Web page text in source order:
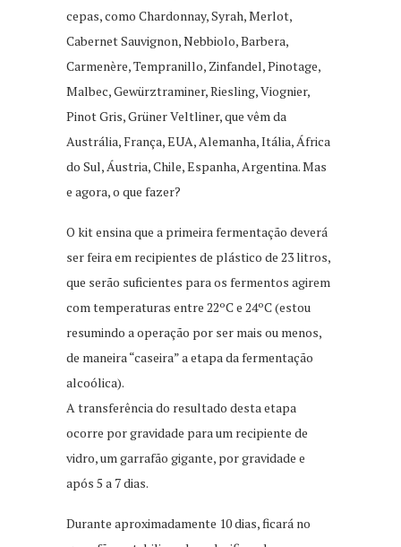
cepas, como Chardonnay, Syrah, Merlot,
Cabernet Sauvignon, Nebbiolo, Barbera,
Carmenère, Tempranillo, Zinfandel, Pinotage,
Malbec, Gewürztraminer, Riesling, Viognier,
Pinot Gris, Grüner Veltliner, que vêm da
Austrália, França, EUA, Alemanha, Itália, África
do Sul, Áustria, Chile, Espanha, Argentina. Mas
e agora, o que fazer?
O kit ensina que a primeira fermentação deverá
ser feira em recipientes de plástico de 23 litros,
que serão suficientes para os fermentos agirem
com temperaturas entre 22ºC e 24ºC (estou
resumindo a operação por ser mais ou menos,
de maneira “caseira” a etapa da fermentação
alcoólica).
A transferência do resultado desta etapa
ocorre por gravidade para um recipiente de
vidro, um garrafão gigante, por gravidade e
após 5 a 7 dias.
Durante aproximadamente 10 dias, ficará no